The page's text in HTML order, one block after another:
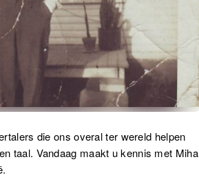
die ons overal ter wereld helpen
taal. Vandaag maakt u kennis met Miha